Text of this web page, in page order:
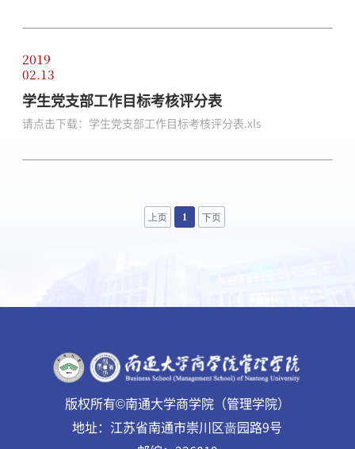
2019
02.13
学生党支部工作目标考核评分表
请点击下载：学生党支部工作目标考核评分表.xls
上页 1 下页
版权所有©南通大学商学院（管理学院）
地址：江苏省南通市崇川区啬园路9号